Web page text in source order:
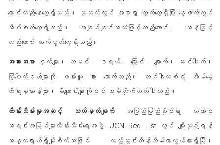
ကောင်တည်းနေလေ့ရှိသည်။ ညဘက်တွင် အစာရှာ ထွက်လေ့ရှိပြီး နေ့ဖက်တွင်
အိပ်စက်လေ့ရှိသည်။ အချင်းချင်းအသံဖြင့်လည်းကောင်း၊ အနံ့ဖြင့်
လည်းကောင်း ဆက်သွယ်လေ့ရှိသည်။
အစားအစာ ငှက်များ၊ သမင်၊ ဒရယ်၊ ပြောင်၊ မျောက်၊ ဆင်ပေါက်၊
ကြံ့ပေါက်ငယ်များကို ဖမ်းယူ စား သောက်သည်။ တစ်ခါတစ်ရံ အိမ်မွေး
တိရစ္ဆာန်များ၊ မိကျောင်းများကိုပင် အမဲလိုက်တတ်ပါသည်။
ထိန်းသိမ်းမှုအဆင့် သတ်မှတ်ချက်အပြည်ပြည်ဆိုင်ရာ သဘာဝ
အရင်းအမြစ်များထိန်းသိမ်းရေးအဖွဲ့ IUCN Red List တွင် မျိုးသုဉ်းရန်
အန္တရာယ်ရှိမျိုးစိတ်အဖြစ် ထည့်သွင်းထိန်းသိမ်းကာကွယ်ထားရှိပြီး၊